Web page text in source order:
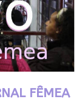
FÊMEA